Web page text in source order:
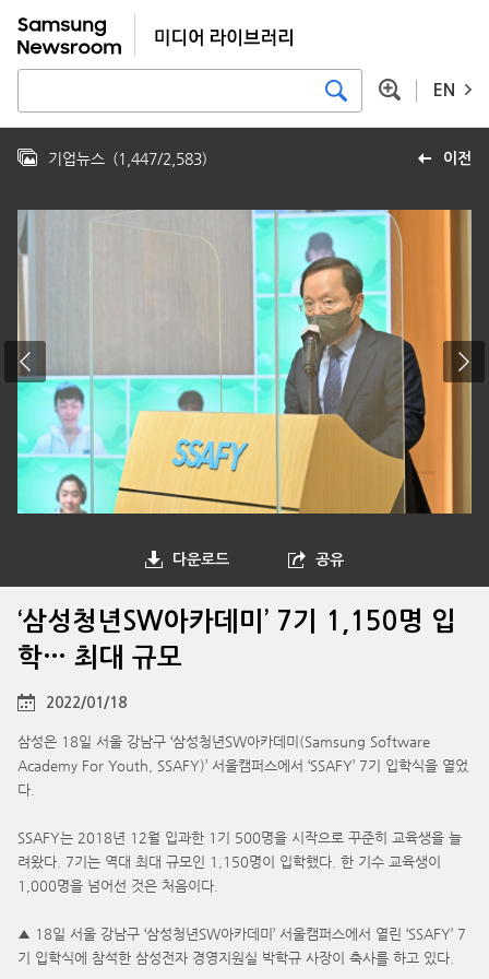
EN
이전
기업뉴스 (1,447/2,583)
다운로드 공유
‘삼성청년SW아카데미’ 7기 1,150명 입
학… 최대 규모
2022/01/18
삼성은 18일 서울 강남구 ‘삼성청년SW아카데미(Samsung Software
Academy For Youth, SSAFY)’ 서울캠퍼스에서 ‘SSAFY’ 7기 입학식을 열었
다.
SSAFY는 2018년 12월 입과한 1기 500명을 시작으로 꾸준히 교육생을 늘
려왔다. 7기는 역대 최대 규모인 1,150명이 입학했다. 한 기수 교육생이
1,000명을 넘어선 것은 처음이다.
▲ 18일 서울 강남구 ‘삼성청년SW아카데미’ 서울캠퍼스에서 열린 ‘SSAFY’ 7
기 입학식에 참석한 삼성전자 경영지원실 박학규 사장이 축사를 하고 있다.